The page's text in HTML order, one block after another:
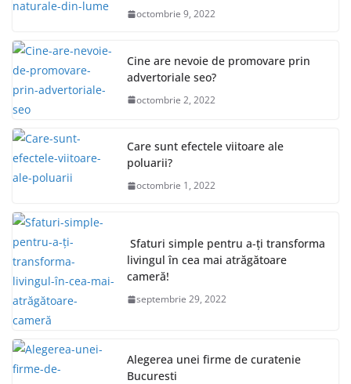
octombrie 9, 2022
Cine are nevoie de promovare prin
advertoriale seo?
octombrie 2, 2022
Care sunt efectele viitoare ale
poluarii?
octombrie 1, 2022
Sfaturi simple pentru a-ți transforma
livingul în cea mai atrăgătoare
cameră!
septembrie 29, 2022
Alegerea unei firme de curatenie
Bucuresti